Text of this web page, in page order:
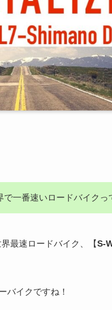
で一番速いロードバイクっ
最速ロードバイク、【S-
バイクですね！